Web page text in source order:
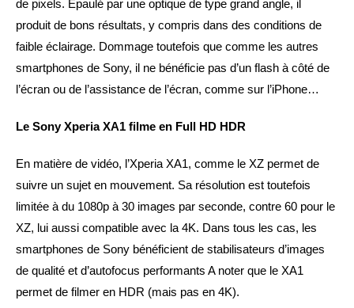
de pixels. Epaulé par une optique de type grand angle, il
produit de bons résultats, y compris dans des conditions de
faible éclairage. Dommage toutefois que comme les autres
smartphones de Sony, il ne bénéficie pas d’un flash à côté de
l’écran ou de l’assistance de l’écran, comme sur l’iPhone…
Le Sony Xperia XA1 filme en Full HD HDR
En matière de vidéo, l’Xperia XA1, comme le XZ permet de
suivre un sujet en mouvement. Sa résolution est toutefois
limitée à du 1080p à 30 images par seconde, contre 60 pour le
XZ, lui aussi compatible avec la 4K. Dans tous les cas, les
smartphones de Sony bénéficient de stabilisateurs d’images
de qualité et d’autofocus performants A noter que le XA1
permet de filmer en HDR (mais pas en 4K).